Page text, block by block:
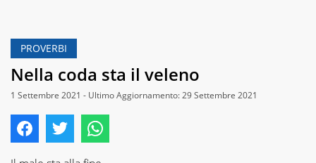
PROVERBI
Nella coda sta il veleno
1 Settembre 2021 - Ultimo Aggiornamento: 29 Settembre 2021